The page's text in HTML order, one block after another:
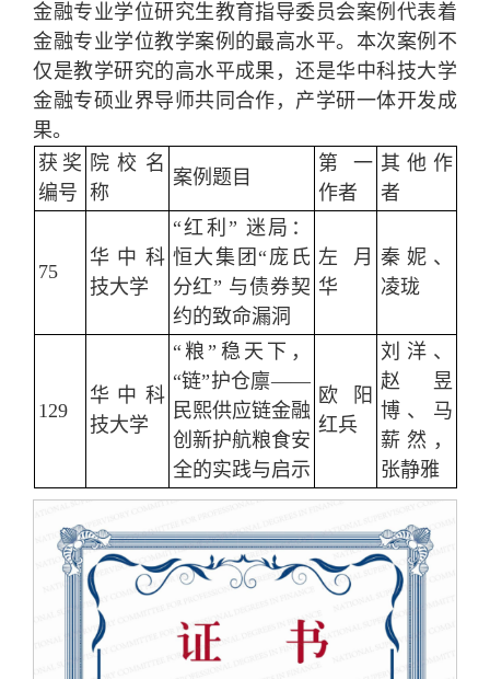
金融专业学位研究生教育指导委员会案例代表着
金融专业学位教学案例的最高水平。本次案例不
仅是教学研究的高水平成果，还是华中科技大学
金融专硕业界导师共同合作，产学研一体开发成
果。
获奖
编号
院校名
称
案例题目
第一
作者
其他作
者
75
华中科
技大学
“红利” 迷局：
恒大集团“庞氏
分红” 与债券契
约的致命漏洞
左月
华
秦妮、
凌珑
129
华中科
技大学
“粮”稳天下，
“链”护仓廪——
民熙供应链金融
创新护航粮食安
全的实践与启示
欧阳
红兵
刘洋、
赵昱
博、马
薪然，
张静雅